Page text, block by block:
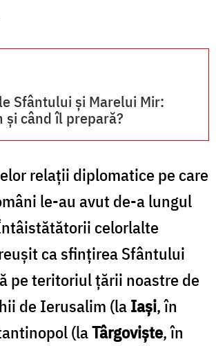
Sfântului și Marelui Mir:
și când îl prepară?
relații diplomatice pe care
le-au avut de-a lungul
celorlalte
ca sfințirea Sfântului
pe teritoriul țării noastre de
de Ierusalim (laIași, în
(laTârgoviște, în